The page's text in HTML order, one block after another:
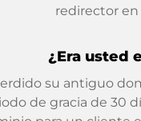
redirector
¿Era usted
su antiguo
de gracia de 30